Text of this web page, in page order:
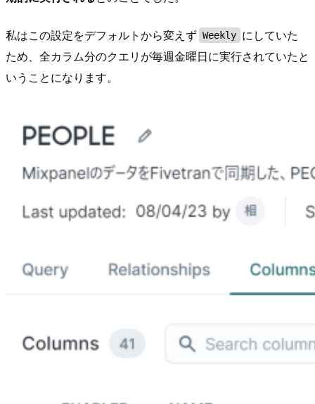
私はこの設定をデフォルトから変えず Weekly にしていた
ため、全カラム分のクエリが毎週金曜日に実行されていたと
いうことになります。